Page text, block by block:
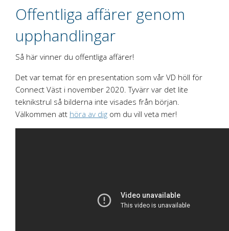
Offentliga affärer genom
upphandlingar
Så här vinner du offentliga affärer!
Det var temat för en presentation som vår VD höll för
Connect Väst i november 2020. Tyvärr var det lite
teknikstrul så bilderna inte visades från början.
Välkommen att höra av dig om du vill veta mer!